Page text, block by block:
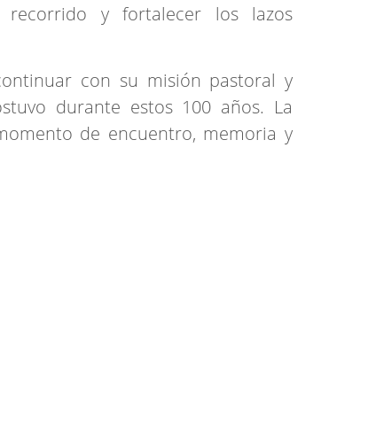
y fortalecer los lazos
con su misión pastoral y
durante estos 100 años. La
de encuentro, memoria y